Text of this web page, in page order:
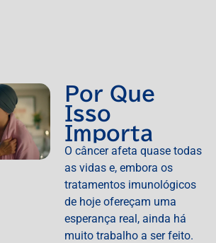
Por Que
Isso
Importa
O câncer afeta quase todas
as vidas e, embora os
tratamentos imunológicos
de hoje ofereçam uma
esperança real, ainda há
muito trabalho a ser feito.